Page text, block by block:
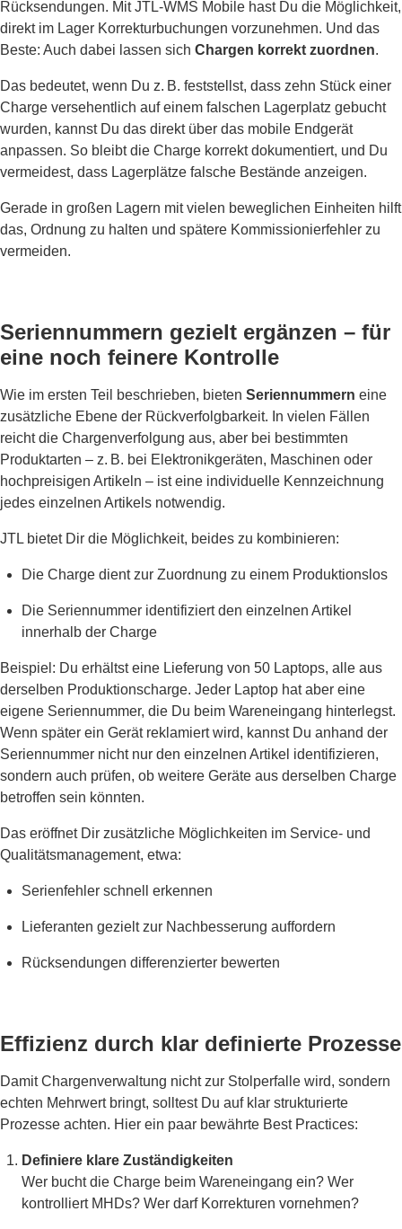
Rücksendungen. Mit JTL-WMS Mobile hast Du die Möglichkeit,
direkt im Lager Korrekturbuchungen vorzunehmen. Und das
Beste: Auch dabei lassen sich Chargen korrekt zuordnen.
Das bedeutet, wenn Du z. B. feststellst, dass zehn Stück einer
Charge versehentlich auf einem falschen Lagerplatz gebucht
wurden, kannst Du das direkt über das mobile Endgerät
anpassen. So bleibt die Charge korrekt dokumentiert, und Du
vermeidest, dass Lagerplätze falsche Bestände anzeigen.
Gerade in großen Lagern mit vielen beweglichen Einheiten hilft
das, Ordnung zu halten und spätere Kommissionierfehler zu
vermeiden.
Seriennummern gezielt ergänzen – für
eine noch feinere Kontrolle
Wie im ersten Teil beschrieben, bieten Seriennummern eine
zusätzliche Ebene der Rückverfolgbarkeit. In vielen Fällen
reicht die Chargenverfolgung aus, aber bei bestimmten
Produktarten – z. B. bei Elektronikgeräten, Maschinen oder
hochpreisigen Artikeln – ist eine individuelle Kennzeichnung
jedes einzelnen Artikels notwendig.
JTL bietet Dir die Möglichkeit, beides zu kombinieren:
Die Charge dient zur Zuordnung zu einem Produktionslos
Die Seriennummer identifiziert den einzelnen Artikel
innerhalb der Charge
Beispiel: Du erhältst eine Lieferung von 50 Laptops, alle aus
derselben Produktionscharge. Jeder Laptop hat aber eine
eigene Seriennummer, die Du beim Wareneingang hinterlegst.
Wenn später ein Gerät reklamiert wird, kannst Du anhand der
Seriennummer nicht nur den einzelnen Artikel identifizieren,
sondern auch prüfen, ob weitere Geräte aus derselben Charge
betroffen sein könnten.
Das eröffnet Dir zusätzliche Möglichkeiten im Service- und
Qualitätsmanagement, etwa:
Serienfehler schnell erkennen
Lieferanten gezielt zur Nachbesserung auffordern
Rücksendungen differenzierter bewerten
Effizienz durch klar definierte Prozesse
Damit Chargenverwaltung nicht zur Stolperfalle wird, sondern
echten Mehrwert bringt, solltest Du auf klar strukturierte
Prozesse achten. Hier ein paar bewährte Best Practices:
Definiere klare Zuständigkeiten
Wer bucht die Charge beim Wareneingang ein? Wer
kontrolliert MHDs? Wer darf Korrekturen vornehmen?